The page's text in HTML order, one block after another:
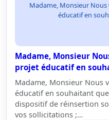
Madame, Monsieur
éducatif en
Madame, Monsieur
projet éducatif en
Madame, Monsieur Nous
éducatif en souhaitant
dispositif de réinsertion
vos sollicitations ;…